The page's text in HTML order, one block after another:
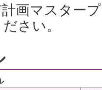
計画マスター
さい。